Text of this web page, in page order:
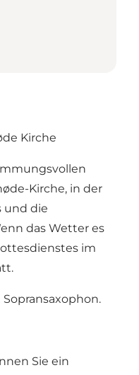
Kirche
Kirche, in der
und die
das Wetter es
im
Sie ein